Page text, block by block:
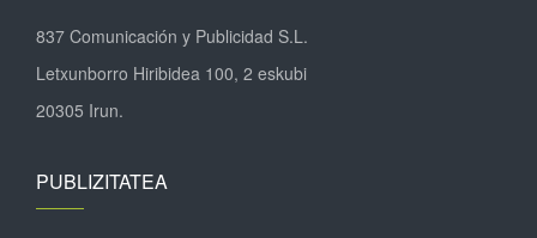
837 Comunicación y Publicidad S.L.
Letxunborro Hiribidea 100, 2 eskubi
20305 Irun.
PUBLIZITATEA